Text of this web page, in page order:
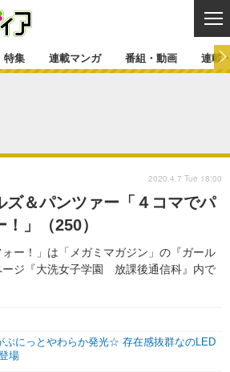
マンガ
コスプレ
カバー
連載一覧
コラム
せ
特集 連載マンガ 番組・動画 連載
ズ＆パンツァー「４コマでパ
」（250）
ー！」は「メガミマガジン」の『ガール
ージ『大洗女子学園 放課後通信科』内で
ぷにっとやわらか発光☆ 存在感抜群なのLED
場
2020.4.7 Tue 18:00